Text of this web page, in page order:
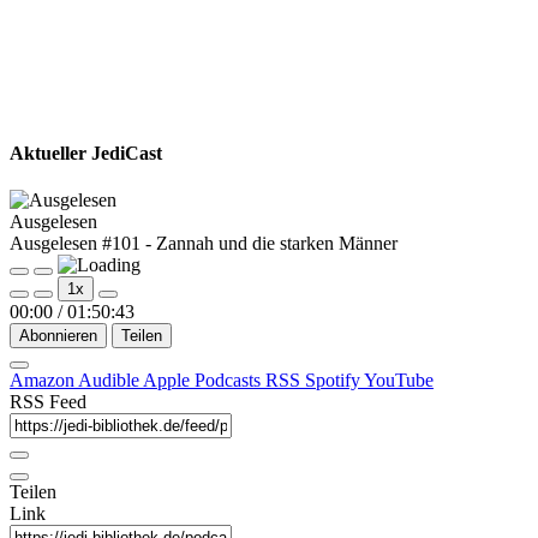
Aktueller JediCast
Ausgelesen
Ausgelesen #101 - Zannah und die starken Männer
Play
Episode
Pause
Episode
1x
00:00 / 01:50:43
Abonnieren Teilen
Amazon Audible Apple Podcasts RSS SpotifyYouTube
RSS Feed
Teilen
Link